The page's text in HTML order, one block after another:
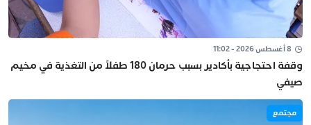
8 أغسطس 2026 - 11:02
وقفة احتجاجية بأكادير بسبب حرمان 180 طفلاً من التغذية في مخيم
صيفي
مجتمع